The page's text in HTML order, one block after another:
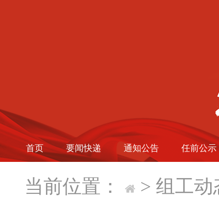
首页 要闻快递 通知公告 任前公示
当前位置： > 组工动